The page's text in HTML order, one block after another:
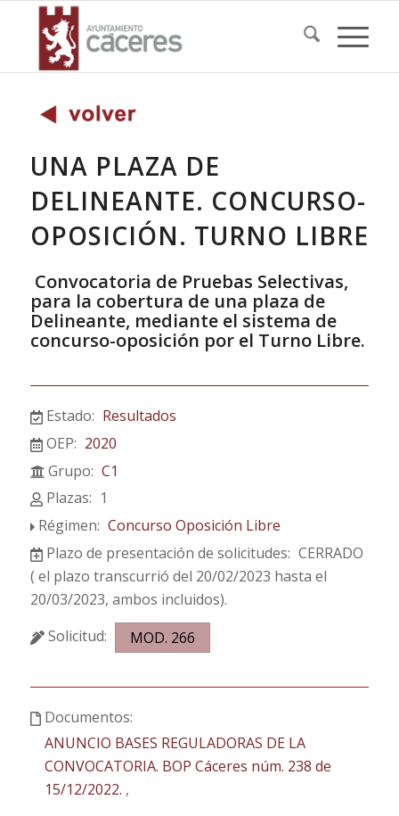
UNA PLAZA DE
DELINEANTE. CONCURSO-
OPOSICIÓN. TURNO LIBRE
Convocatoria de Pruebas Selectivas,
para la cobertura de una plaza de
Delineante, mediante el sistema de
concurso-oposición por el Turno Libre.
Estado: Resultados
OEP: 2020
Grupo: C1
Plazas: 1
Régimen: Concurso Oposición Libre
Plazo de presentación de solicitudes: CERRADO
( el plazo transcurrió del 20/02/2023 hasta el
20/03/2023, ambos incluidos).
Solicitud:
MOD. 266
Documentos:
ANUNCIO BASES REGULADORAS DE LA
CONVOCATORIA. BOP Cáceres núm. 238 de
15/12/2022. ,